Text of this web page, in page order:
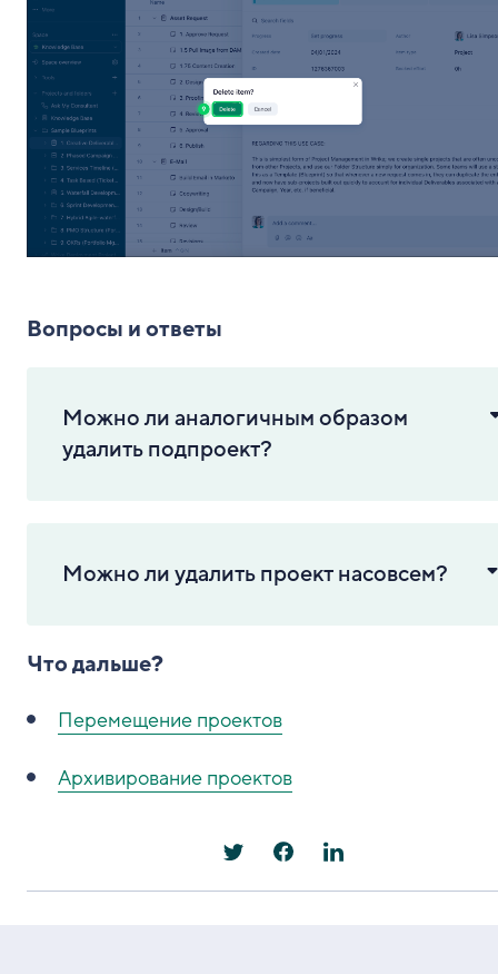
Вопросы и ответы
Можно ли аналогичным образом
удалить подпроект?
Можно ли удалить проект насовсем?
Что дальше?
Перемещение проектов
Архивирование проектов